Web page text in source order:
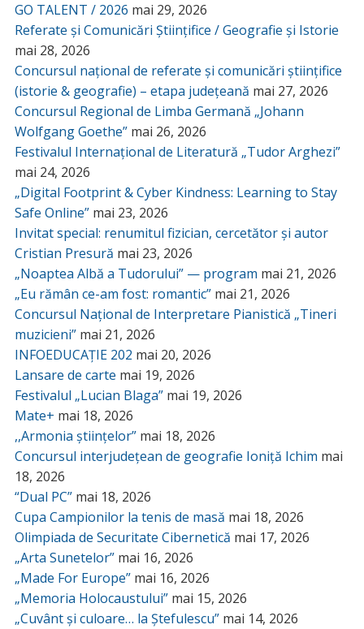
GO TALENT / 2026 mai 29, 2026
Referate și Comunicări Științifice / Geografie și Istorie
mai 28, 2026
Concursul național de referate și comunicări științifice
(istorie & geografie) – etapa județeană mai 27, 2026
Concursul Regional de Limba Germană „Johann
Wolfgang Goethe” mai 26, 2026
Festivalul Internațional de Literatură „Tudor Arghezi”
mai 24, 2026
„Digital Footprint & Cyber Kindness: Learning to Stay
Safe Online” mai 23, 2026
Invitat special: renumitul fizician, cercetător și autor
Cristian Presură mai 23, 2026
„Noaptea Albă a Tudorului” — program mai 21, 2026
„Eu rămân ce-am fost: romantic” mai 21, 2026
Concursul Național de Interpretare Pianistică „Tineri
muzicieni” mai 21, 2026
INFOEDUCAȚIE 202 mai 20, 2026
Lansare de carte mai 19, 2026
Festivalul „Lucian Blaga” mai 19, 2026
Mate+ mai 18, 2026
,,Armonia științelor” mai 18, 2026
Concursul interjudețean de geografie Ioniță Ichim mai
18, 2026
“Dual PC” mai 18, 2026
Cupa Campionilor la tenis de masă mai 18, 2026
Olimpiada de Securitate Cibernetică mai 17, 2026
„Arta Sunetelor” mai 16, 2026
„Made For Europe” mai 16, 2026
„Memoria Holocaustului” mai 15, 2026
„Cuvânt și culoare… la Ștefulescu” mai 14, 2026